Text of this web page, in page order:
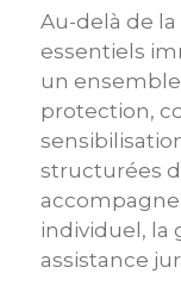
Au-delà de
essentiels
un
protection,
structurées
individuel, la
assistance